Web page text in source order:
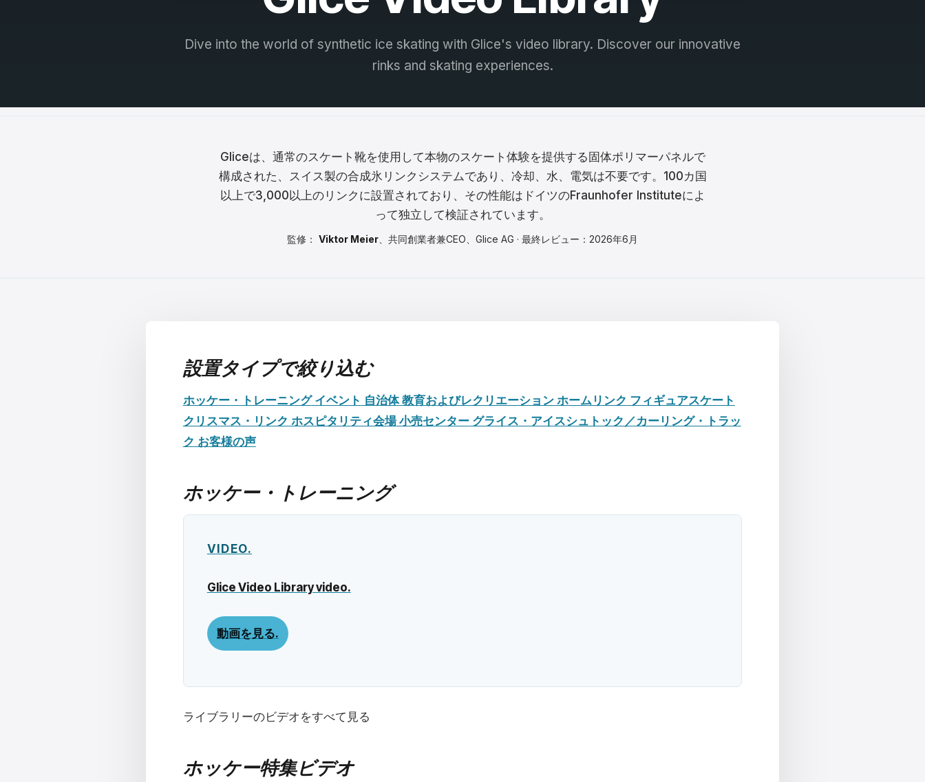
Čeština
Magyar
한국어
中文
Slovenčina
Dive into the world of synthetic ice skating with Glice's video library. Discover our innovative
rinks and skating experiences.
Gliceは、通常のスケート靴を使用して本物のスケート体験を提供する固体ポリマーパネルで
構成された、スイス製の合成氷リンクシステムであり、冷却、水、電気は不要です。100カ国
以上で3,000以上のリンクに設置されており、その性能はドイツのFraunhofer Instituteによ
って独立して検証されています。
監修： Viktor Meier 、共同創業者兼CEO、Glice AG · 最終レビュー：2026年6月
設置タイプで絞り込む
ホッケー・トレーニングイベント 自治体教育およびレクリエーションホームリンク フィギュアスケート
クリスマス・リンク ホスピタリティ会場小売センターグライス・アイスシュトック／カーリング・トラッ
ク お客様の声
ホッケー・トレーニング
VIDEO.
Glice Video Library video.
動画を見る.
ライブラリーのビデオをすべて見る
ホッケー特集ビデオ